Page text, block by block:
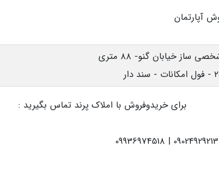
برای خریدوفروش با املاک پرند تماس بگیرید :